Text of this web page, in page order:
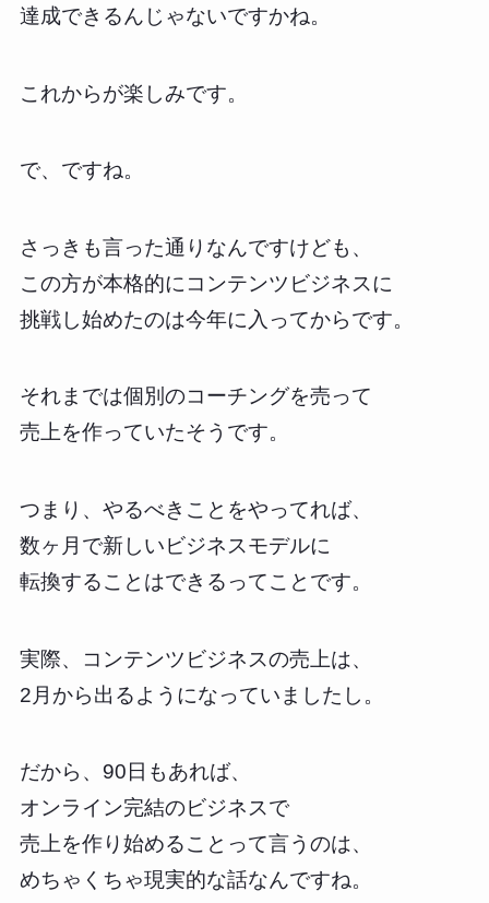
達成できるんじゃないですかね。
これからが楽しみです。
で、ですね。
さっきも言った通りなんですけども、
この方が本格的にコンテンツビジネスに
挑戦し始めたのは今年に入ってからです。
それまでは個別のコーチングを売って
売上を作っていたそうです。
つまり、やるべきことをやってれば、
数ヶ月で新しいビジネスモデルに
転換することはできるってことです。
実際、コンテンツビジネスの売上は、
2月から出るようになっていましたし。
だから、90日もあれば、
オンライン完結のビジネスで
売上を作り始めることって言うのは、
めちゃくちゃ現実的な話なんですね。